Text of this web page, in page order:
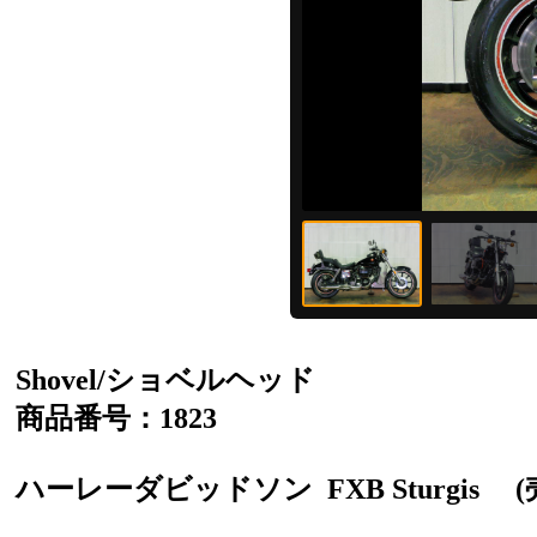
Shovel/ショベルヘッド
商品番号：1823
ハーレーダビッドソン FXB Sturgis (